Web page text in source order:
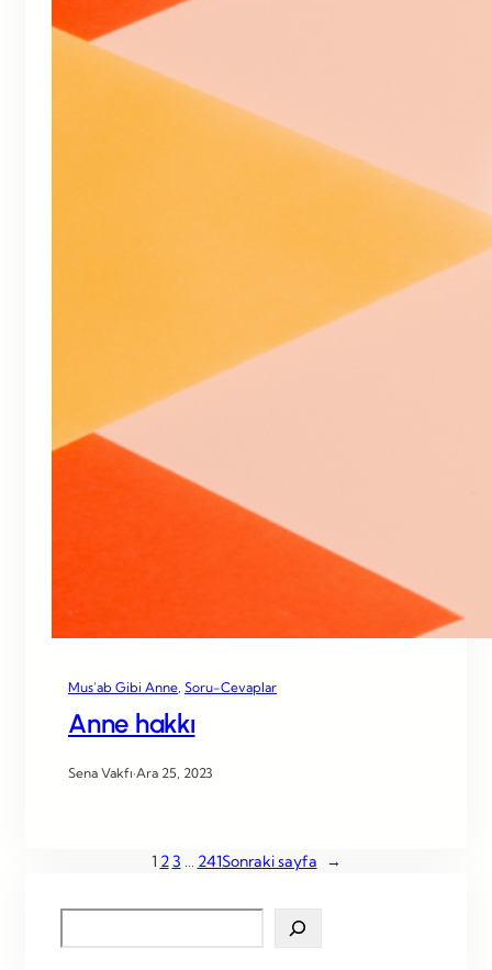
Mus’ab Gibi Anne Soru-Cevaplar
Anne hakkı
Sena Vakfı·Ara 25, 2023
1 23 … 241Sonraki sayfa →
e